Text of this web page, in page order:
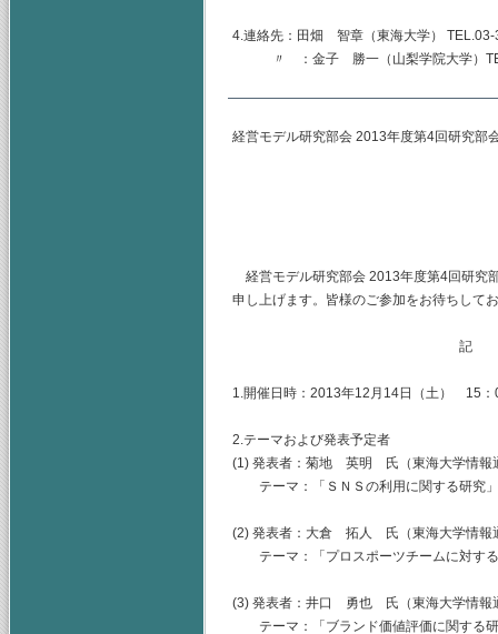
4.連絡先：田畑 智章（東海大学）
〃 ：金子 勝一（山梨学院大学）
経営モデル研究部会 2013年度第4回研究部
経営モデル研究部会 2013年度第4回研究
申し上げます。皆様のご参加をお待ちして
記
1.開催日時：2013年12月14日（土） 15：
2.テーマおよび発表予定者
(1) 発表者：菊地 英明 氏（東海大学情報
テーマ：「ＳＮＳの利用に関する研究」
(2) 発表者：大倉 拓人 氏（東海大学情報
テーマ：「プロスポーツチームに対する
(3) 発表者：井口 勇也 氏（東海大学情報
テーマ：「ブランド価値評価に関する